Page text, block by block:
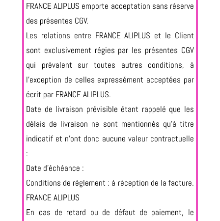
FRANCE ALIPLUS emporte acceptation sans réserve
des présentes CGV.
Les relations entre FRANCE ALIPLUS et le Client
sont exclusivement régies par les présentes CGV
qui prévalent sur toutes autres conditions, à
l’exception de celles expressément acceptées par
écrit par FRANCE ALIPLUS.
Date de livraison prévisible étant rappelé que les
délais de livraison ne sont mentionnés qu’à titre
indicatif et n’ont donc aucune valeur contractuelle
:
Date d’échéance :
Conditions de règlement : à réception de la facture.
FRANCE ALIPLUS
En cas de retard ou de défaut de paiement, le